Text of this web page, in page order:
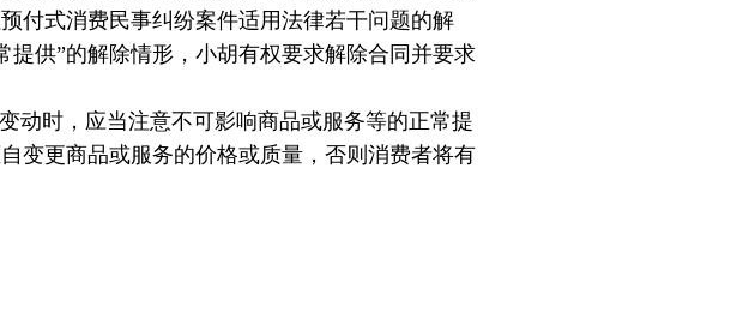
付式消费民事纠纷案件适用法律若干问题的解
供”的解除情形，小胡有权要求解除合同并要求
动时，应当注意不可影响商品或服务等的正常提
变更商品或服务的价格或质量，否则消费者将有